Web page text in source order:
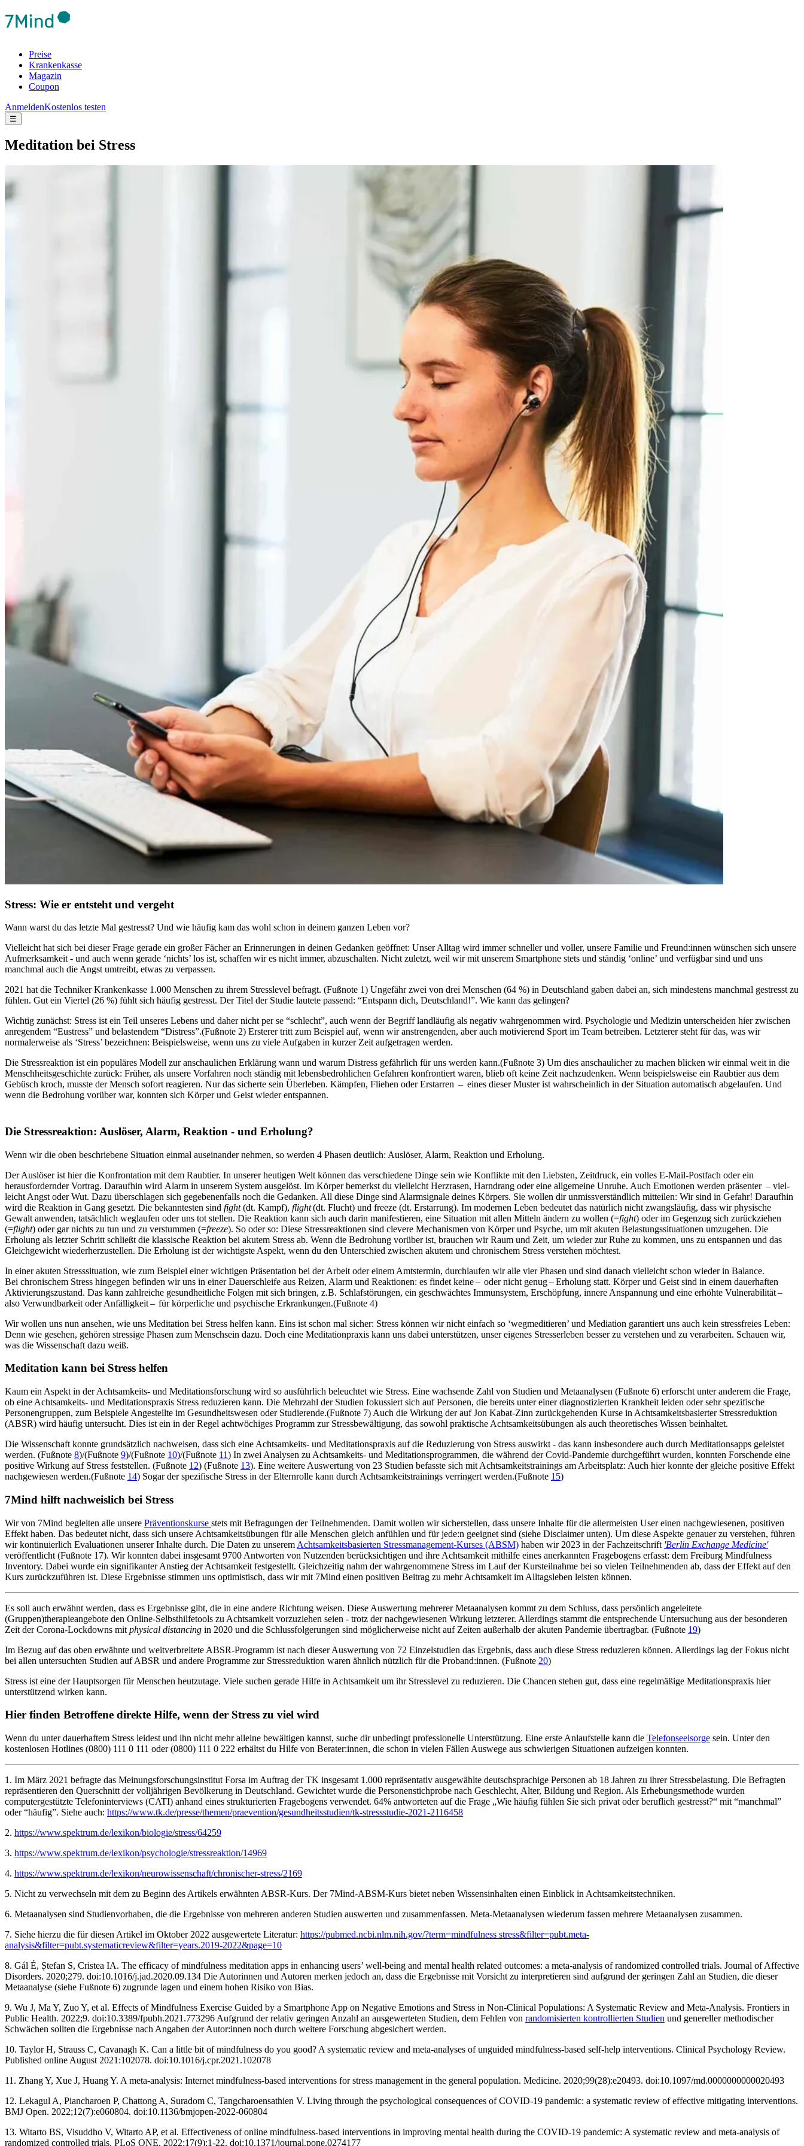
Preise
Krankenkasse
Magazin
Coupon
AnmeldenKostenlos testen
☰
Medi­ta­tion bei Stress
Stress: Wie er entsteht und vergeht
Wann warst du das letzte Mal gestresst? Und wie häufig kam das wohl schon in deinem ganzen Leben vor?
Vielleicht hat sich bei dieser Frage gerade ein großer Fächer an Erinnerungen in deinen Gedanken geöffnet: Unser Alltag wird immer schneller und voller, unsere Familie und Freund:innen wünschen sich unsere
Aufmerksamkeit - und auch wenn gerade ‘nichts’ los ist, schaffen wir es nicht immer, abzuschalten. Nicht zuletzt, weil wir mit unserem Smartphone stets und ständig ‘online’ und verfügbar sind und uns
manchmal auch die Angst umtreibt, etwas zu verpassen.
2021 hat die Techniker Krankenkasse 1.000 Menschen zu ihrem Stresslevel befragt. (Fußnote 1) Ungefähr zwei von drei Menschen (64 %) in Deutschland gaben dabei an, sich mindestens manchmal gestresst zu
fühlen. Gut ein Viertel (26 %) fühlt sich häufig gestresst. Der Titel der Studie lautete passend: “Entspann dich, Deutschland!”. Wie kann das gelingen?
Wichtig zunächst: Stress ist ein Teil unseres Lebens und daher nicht per se “schlecht”, auch wenn der Begriff landläufig als negativ wahrgenommen wird. Psychologie und Medizin unterscheiden hier zwischen
anregendem “Eustress” und belastendem “Distress”.(Fußnote 2) Ersterer tritt zum Beispiel auf, wenn wir anstrengenden, aber auch motivierend Sport im Team betreiben. Letzterer steht für das, was wir
normalerweise als ‘Stress’ bezeichnen: Beispielsweise, wenn uns zu viele Aufgaben in kurzer Zeit aufgetragen werden.
Die Stressreaktion ist ein populäres Modell zur anschaulichen Erklärung wann und warum Distress gefährlich für uns werden kann.(Fußnote 3) Um dies anschaulicher zu machen blicken wir einmal weit in die
Mensch­heits­ge­schichte zurück: Früher, als unsere Vor­fah­ren noch ständig mit lebens­be­droh­li­chen Gefah­ren kon­fron­tiert waren, blieb oft keine Zeit nachzudenken. Wenn beispielsweise ein Raubtier aus dem
Gebüsch kroch, musste der Mensch sofort reagieren. Nur das sicherte sein Überleben. Kämp­fen, Flie­hen oder Erstar­ren – eines dieser Muster ist wahr­schein­lich in der Situation auto­ma­tisch abgelau­fen. Und
wenn die Bedro­hung vor­über war, konnten sich Körper und Geist wieder entspannen.
Die Stressreaktion: Aus­lö­ser, Alarm, Reak­tion - und Erho­lung?
Wenn wir die oben beschriebene Situa­tion einmal aus­ein­an­der nehmen, so werden 4 Phasen deut­lich: Aus­lö­ser, Alarm, Reak­tion und Erho­lung.
Der Aus­lö­ser ist hier die Kon­fron­ta­tion mit dem Raub­tier. In unserer heutigen Welt können das verschiedene Dinge sein wie Konflikte mit den Liebsten, Zeitdruck, ein volles E-Mail-Postfach oder ein
herausfordernder Vortrag. Dar­auf­hin wird Alarm in unse­rem System aus­ge­löst. Im Körper bemerkst du viel­leicht Herz­ra­sen, Harn­drang oder eine all­ge­meine Unruhe. Auch Emo­tio­nen werden prä­sen­ter – viel­
leicht Angst oder Wut. Dazu überschlagen sich gegebenenfalls noch die Gedan­ken. All diese Dinge sind Alarm­si­gnale deines Kör­pers. Sie wollen dir unmiss­ver­ständ­lich mit­tei­len: Wir sind in Gefahr! Dar­auf­hin
wird die Reak­tion in Gang gesetzt. Die bekanntesten sind fight(dt. Kampf), flight(dt. Flucht) und freeze (dt. Erstarrung). Im modernen Leben bedeutet das natürlich nicht zwangsläufig, dass wir physische
Gewalt anwenden, tatsächlich weglaufen oder uns tot stellen. Die Reaktion kann sich auch darin manifestieren, eine Situation mit allen Mitteln ändern zu wollen (=fight) oder im Gegenzug sich zurückziehen
(=flight) oder gar nichts zu tun und zu verstummen (=freeze). So oder so: Diese Stress­re­ak­tio­nen sind cle­vere Mecha­nis­men von Körper und Psyche, um mit akuten Belas­tungs­si­tua­tio­nen umzu­ge­hen. Die
Erholung als letzter Schritt schließt die klassische Reaktion bei akutem Stress ab. Wenn die Bedro­hung vor­über ist, brau­chen wir Raum und Zeit, um wieder zur Ruhe zu kommen, uns zu ent­span­nen und das
Gleich­ge­wicht wie­der­her­zu­stel­len. Die Erholung ist der wich­tigste Aspekt, wenn du den Unter­schied zwi­schen akutem und chro­ni­schem Stress ver­ste­hen möch­test.
In einer akuten Stress­si­tua­tion, wie zum Beispiel einer wichtigen Prä­sen­ta­tion bei der Arbeit oder einem Amtstermin, durch­lau­fen wir alle vier Phasen und sind danach viel­leicht schon wieder in Balance.
Bei chro­ni­schem Stress hingegen befin­den wir uns in einer Dau­er­schleife aus Reizen, Alarm und Reak­tionen: es findet keine – oder nicht genug – Erho­lung statt. Körper und Geist sind in einem dau­er­haf­ten
Akti­vie­rungs­zu­stand. Das kann zahl­rei­che gesund­heit­li­che Folgen mit sich brin­gen, z.B. Schlaf­stö­run­gen, ein geschwäch­tes Immun­sys­tem, Erschöp­fung, innere Anspan­nung und eine erhöhte Vul­nera­bi­li­tät –
also Ver­wund­bar­keit oder Anfälligkeit – für kör­per­li­che und psy­chi­sche Erkran­kun­gen.(Fußnote 4)
Wir wollen uns nun ansehen, wie uns Meditation bei Stress helfen kann. Eins ist schon mal sicher: Stress können wir nicht einfach so ‘wegmeditieren’ und Mediation garantiert uns auch kein stressfreies Leben:
Denn wie gesehen, gehören stressige Phasen zum Menschsein dazu. Doch eine Meditationpraxis kann uns dabei unterstützen, unser eigenes Stresserleben besser zu verstehen und zu verarbeiten. Schauen wir,
was die Wissenschaft dazu weiß.
Meditation kann bei Stress helfen
Kaum ein Aspekt in der Achtsamkeits- und Meditationsforschung wird so ausführlich beleuchtet wie Stress. Eine wachsende Zahl von Studien und Metaanalysen (Fußnote 6) erforscht unter anderem die Frage,
ob eine Achtsamkeits- und Meditationspraxis Stress reduzieren kann. Die Mehrzahl der Studien fokussiert sich auf Personen, die bereits unter einer diagnostizierten Krankheit leiden oder sehr spezifische
Personengruppen, zum Beispiele Angestellte im Gesundheitswesen oder Studierende.(Fußnote 7) Auch die Wirkung der auf Jon Kabat-Zinn zurückgehenden Kurse in Achtsamkeitsbasierter Stressreduktion
(ABSR) wird häufig untersucht. Dies ist ein in der Regel achtwöchiges Programm zur Stressbewältigung, das sowohl praktische Achtsamkeitsübungen als auch theoretisches Wissen beinhaltet.
Die Wissenschaft konnte grundsätzlich nachweisen, dass sich eine Achtsamkeits- und Meditationspraxis auf die Reduzierung von Stress auswirkt - das kann insbesondere auch durch Meditationsapps geleistet
werden. (Fußnote 8)/(Fußnote 9)/(Fußnote 10)/(Fußnote 11) In zwei Analysen zu Achtsamkeits- und Meditationsprogrammen, die während der Covid-Pandemie durchgeführt wurden, konnten Forschende eine
positive Wirkung auf Stress feststellen. (Fußnote 12) (Fußnote 13). Eine weitere Auswertung von 23 Studien befasste sich mit Achtsamkeitstrainings am Arbeitsplatz: Auch hier konnte der gleiche positive Effekt
nachgewiesen werden.(Fußnote 14) Sogar der spezifische Stress in der Elternrolle kann durch Achtsamkeitstrainings verringert werden.(Fußnote 15)
7Mind hilft nachweislich bei Stress
Wir von 7Mind begleiten alle unsere Präventionskurse stets mit Befragungen der Teilnehmenden. Damit wollen wir sicherstellen, dass unsere Inhalte für die allermeisten User einen nachgewiesenen, positiven
Effekt haben. Das bedeutet nicht, dass sich unsere Achtsamkeitsübungen für alle Menschen gleich anfühlen und für jede:n geeignet sind (siehe Disclaimer unten). Um diese Aspekte genauer zu verstehen, führen
wir kontinuierlich Evaluationen unserer Inhalte durch. Die Daten zu unserem Achtsamkeitsbasierten Stressmanagement-Kurses (ABSM) haben wir 2023 in der Fachzeitschrift 'Berlin Exchange Medicine'
veröffentlicht (Fußnote 17). Wir konnten dabei insgesamt 9700 Antworten von Nutzenden berücksichtigen und ihre Achtsamkeit mithilfe eines anerkannten Fragebogens erfasst: dem Freiburg Mindfulness
Inventory. Dabei wurde ein signifikanter Anstieg der Achtsamkeit festgestellt. Gleichzeitig nahm der wahrgenommene Stress im Lauf der Kursteilnahme bei so vielen Teilnehmenden ab, dass der Effekt auf den
Kurs zurückzuführen ist. Diese Ergebnisse stimmen uns optimistisch, dass wir mit 7Mind einen positiven Beitrag zu mehr Achtsamkeit im Alltagsleben leisten können.
Es soll auch erwähnt werden, dass es Ergebnisse gibt, die in eine andere Richtung weisen. Diese Auswertung mehrerer Metaanalysen kommt zu dem Schluss, dass persönlich angeleitete
(Gruppen)therapieangebote den Online-Selbsthilfetools zu Achtsamkeit vorzuziehen seien - trotz der nachgewiesenen Wirkung letzterer. Allerdings stammt die entsprechende Untersuchung aus der besonderen
Zeit der Corona-Lockdowns mit physical distancing in 2020 und die Schlussfolgerungen sind möglicherweise nicht auf Zeiten außerhalb der akuten Pandemie übertragbar. (Fußnote 19)
Im Bezug auf das oben erwähnte und weitverbreitete ABSR-Programm ist nach dieser Auswertung von 72 Einzelstudien das Ergebnis, dass auch diese Stress reduzieren können. Allerdings lag der Fokus nicht
bei allen untersuchten Studien auf ABSR und andere Programme zur Stressreduktion waren ähnlich nützlich für die Proband:innen. (Fußnote 20)
Stress ist eine der Hauptsorgen für Menschen heutzutage. Viele suchen gerade Hilfe in Achtsamkeit um ihr Stresslevel zu reduzieren. Die Chancen stehen gut, dass eine regelmäßige Meditationspraxis hier
unterstützend wirken kann.
Hier finden Betroffene direkte Hilfe, wenn der Stress zu viel wird
Wenn du unter dauerhaftem Stress leidest und ihn nicht mehr alleine bewältigen kannst, suche dir unbedingt professionelle Unterstützung. Eine erste Anlaufstelle kann die Telefonseelsorge sein. Unter den
kostenlosen Hotlines (0800) 111 0 111 oder (0800) 111 0 222 erhältst du Hilfe von Berater:innen, die schon in vielen Fällen Auswege aus schwierigen Situationen aufzeigen konnten.
1. Im März 2021 befragte das Meinungsforschungsinstitut Forsa im Auftrag der TK insgesamt 1.000 repräsentativ ausgewählte deutschsprachige Personen ab 18 Jahren zu ihrer Stressbelastung. Die Befragten
repräsentieren den Querschnitt der volljährigen Bevölkerung in Deutschland. Gewichtet wurde die Personenstichprobe nach Geschlecht, Alter, Bildung und Region. Als Erhebungsmethode wurden
computergestützte Telefoninterviews (CATI) anhand eines strukturierten Fragebogens verwendet. 64% antworteten auf die Frage „Wie häufig fühlen Sie sich privat oder beruflich gestresst?“ mit “manchmal”
oder “häufig”. Siehe auch: https://www.tk.de/presse/themen/praevention/gesundheitsstudien/tk-stressstudie-2021-2116458
2. https://www.spektrum.de/lexikon/biologie/stress/64259
3. https://www.spektrum.de/lexikon/psychologie/stressreaktion/14969
4. https://www.spektrum.de/lexikon/neurowissenschaft/chronischer-stress/2169
5. Nicht zu verwechseln mit dem zu Beginn des Artikels erwähnten ABSR-Kurs. Der 7Mind-ABSM-Kurs bietet neben Wissensinhalten einen Einblick in Achtsamkeitstechniken.
6. Metaanalysen sind Studienvorhaben, die die Ergebnisse von mehreren anderen Studien auswerten und zusammenfassen. Meta-Metaanalysen wiederum fassen mehrere Metaanalysen zusammen.
7. Siehe hierzu die für diesen Artikel im Oktober 2022 ausgewertete Literatur: https://pubmed.ncbi.nlm.nih.gov/?term=mindfulness stress&filter=pubt.meta-
analysis&filter=pubt.systematicreview&filter=years.2019-2022&page=10
8. Gál É, Ștefan S, Cristea IA. The efficacy of mindfulness meditation apps in enhancing users’ well-being and mental health related outcomes: a meta-analysis of randomized controlled trials. Journal of Affective
Disorders. 2020;279. doi:10.1016/j.jad.2020.09.134 ‌Die Autorinnen und Autoren merken jedoch an, dass die Ergebnisse mit Vorsicht zu interpretieren sind aufgrund der geringen Zahl an Studien, die dieser
Metaanalyse (siehe Fußnote 6) zugrunde lagen und einem hohen Risiko von Bias.
9. Wu J, Ma Y, Zuo Y, et al. Effects of Mindfulness Exercise Guided by a Smartphone App on Negative Emotions and Stress in Non-Clinical Populations: A Systematic Review and Meta-Analysis. Frontiers in
Public Health. 2022;9. doi:10.3389/fpubh.2021.773296 ‌Aufgrund der relativ geringen Anzahl an ausgewerteten Studien, dem Fehlen von randomisierten kontrollierten Studien und genereller methodischer
Schwächen sollten die Ergebnisse nach Angaben der Autor:innen noch durch weitere Forschung abgesichert werden.
10. Taylor H, Strauss C, Cavanagh K. Can a little bit of mindfulness do you good? A systematic review and meta-analyses of unguided mindfulness-based self-help interventions. Clinical Psychology Review.
Published online August 2021:102078. doi:10.1016/j.cpr.2021.102078 ‌
11. Zhang Y, Xue J, Huang Y. A meta-analysis: Internet mindfulness-based interventions for stress management in the general population. Medicine. 2020;99(28):e20493. doi:10.1097/md.0000000000020493 ‌
12. Lekagul A, Piancharoen P, Chattong A, Suradom C, Tangcharoensathien V. Living through the psychological consequences of COVID-19 pandemic: a systematic review of effective mitigating interventions.
BMJ Open. 2022;12(7):e060804. doi:10.1136/bmjopen-2022-060804 ‌
13. Witarto BS, Visuddho V, Witarto AP, et al. Effectiveness of online mindfulness-based interventions in improving mental health during the COVID-19 pandemic: A systematic review and meta-analysis of
randomized controlled trials. PLoS ONE. 2022;17(9):1-22. doi:10.1371/journal.pone.0274177 ‌